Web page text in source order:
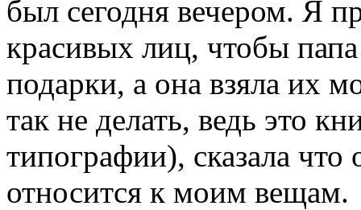
был сегодня вечером. Я
красивых лиц, чтобы
подарки, а она взяла их
так не делать, ведь это
типографии), сказала
относится к моим вещам.